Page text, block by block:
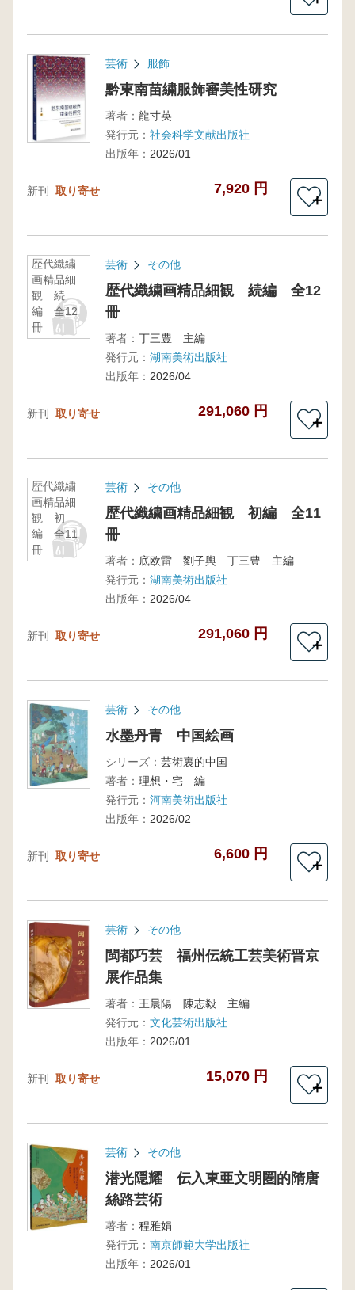
芸術 服飾
黔東南苗繍服飾審美性研究
著者： 龍寸英
発行元： 社会科学文献出版社
出版年： 2026/01
新刊 取り寄せ 7,920 円
＋
歴代織繍
画精品細
観 続
編 全12
冊
芸術 その他
歴代織繍画精品細観 続編 全12
冊
著者： 丁三豊 主編
発行元： 湖南美術出版社
出版年： 2026/04
新刊 取り寄せ 291,060 円
＋
歴代織繍
画精品細
観 初
編 全11
冊
芸術 その他
歴代織繍画精品細観 初編 全11
冊
著者： 底欧雷 劉子輿 丁三豊 主編
発行元： 湖南美術出版社
出版年： 2026/04
新刊 取り寄せ 291,060 円
＋
芸術 その他
水墨丹青 中国絵画
シリーズ： 芸術裏的中国
著者： 理想・宅 編
発行元： 河南美術出版社
出版年： 2026/02
新刊 取り寄せ 6,600 円
＋
芸術 その他
閩都巧芸 福州伝統工芸美術晋京
展作品集
著者： 王晨陽 陳志毅 主編
発行元： 文化芸術出版社
出版年： 2026/01
新刊 取り寄せ 15,070 円
＋
芸術 その他
潜光隠耀 伝入東亜文明圏的隋唐
絲路芸術
著者： 程雅娟
発行元： 南京師範大学出版社
出版年： 2026/01